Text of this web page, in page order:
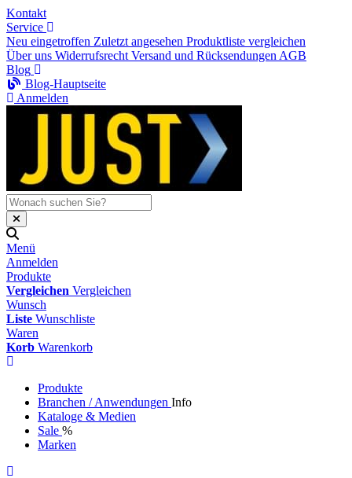
Kontakt
Service
Neu eingetroffen Zuletzt angesehen Produktliste vergleichen
Über uns Widerrufsrecht Versand und Rücksendungen AGB
Blog
Blog-Hauptseite
Anmelden
Menü
Anmelden
Produkte
Vergleichen Vergleichen
Wunsch
Liste Wunschliste
Waren
Korb Warenkorb
Produkte
Branchen / Anwendungen Info
Kataloge & Medien
Sale %
Marken